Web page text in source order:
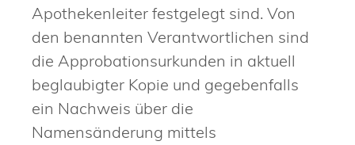
Apothekenleiter festgelegt sind. Von
den benannten Verantwortlichen sind
die Approbationsurkunden in aktuell
beglaubigter Kopie und gegebenfalls
ein Nachweis über die
Namensänderung mittels